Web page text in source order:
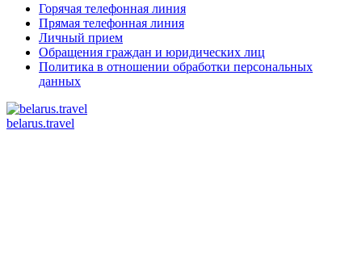
Горячая телефонная линия
Прямая телефонная линия
Личный прием
Обращения граждан и юридических лиц
Политика в отношении обработки персональных
данных
belarus.travel